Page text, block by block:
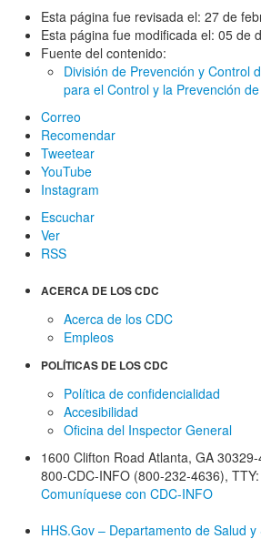
Esta página fue revisada el: 27 de
Esta página fue modificada el: 05 de
Fuente del contenido:
División de Prevención y Control
para el Control y la Prevención
Correo
Recomendar
Tweetear
YouTube
Instagram
Escuchar
Ver
RSS
ACERCA DE LOS CDC
Acerca de los CDC
Empleos
POLÍTICAS DE LOS CDC
Política de confidencialidad
Accesibilidad
Oficina del Inspector General
1600 Clifton Road Atlanta, GA
800-CDC-INFO (800-232-4636),
Comuníquese con CDC-INFO
HHS.Gov – Departamento de Salud